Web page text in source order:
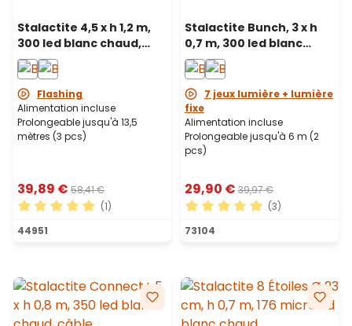
Stalactite 4,5 x h 1,2 m,
300 led blanc chaud,
câble blanc,
prolongeable
Flashing
Alimentation incluse
Prolongeable jusqu'à 13,5
mètres (3 pcs)
39,89 € 58,41 €
Note moyenne de 5 sur 5 étoiles
(1)
44951
Stalactite Bunch, 3 x h
0,7 m, 300 led blanc
chaud, prolongeable,
câble blanc
7 jeux lumière + lumière
fixe
Alimentation incluse
Prolongeable jusqu'à 6 m (2
pcs)
29,90 € 39,97 €
Note moyenne de 5 sur 5
(3)
73104